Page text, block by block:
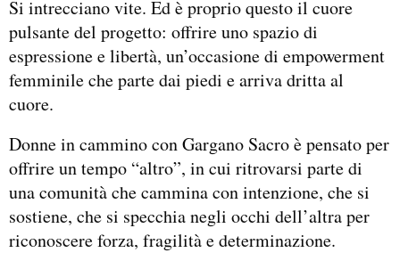
Si intrecciano vite. Ed è proprio questo il cuore
pulsante del progetto: offrire uno spazio di
espressione e libertà, un’occasione di empowerment
femminile che parte dai piedi e arriva dritta al
cuore.
Donne in cammino con Gargano Sacro è pensato per
offrire un tempo “altro”, in cui ritrovarsi parte di
una comunità che cammina con intenzione, che si
sostiene, che si specchia negli occhi dell’altra per
riconoscere forza, fragilità e determinazione.